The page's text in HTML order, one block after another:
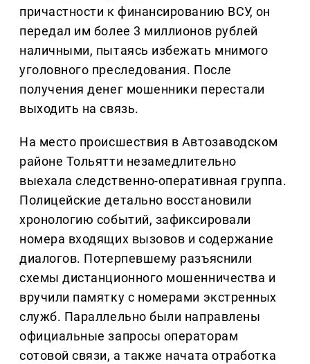
причастности к финансированию ВСУ, он
передал им более 3 миллионов рублей
наличными, пытаясь избежать мнимого
уголовного преследования. После
получения денег мошенники перестали
выходить на связь.
На место происшествия в Автозаводском
районе Тольятти незамедлительно
выехала следственно-оперативная группа.
Полицейские детально восстановили
хронологию событий, зафиксировали
номера входящих вызовов и содержание
диалогов. Потерпевшему разъяснили
схемы дистанционного мошенничества и
вручили памятку с номерами экстренных
служб. Параллельно были направлены
официальные запросы операторам
сотовой связи, а также начата отработка